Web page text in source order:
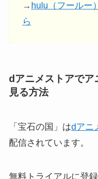
→ hulu（フールー
ら
dアニメストアでア
見る方法
「宝石の国」はdアニ
配信されています。
無料トライアルに登